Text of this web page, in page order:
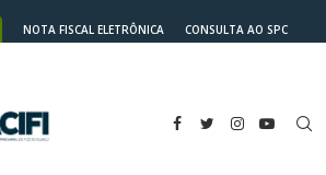
NOTA FISCAL ELETRÔNICA
CONSULTA AO SPC